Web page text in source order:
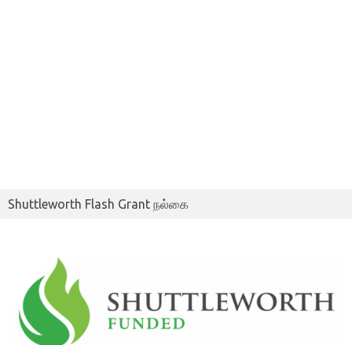
Shuttleworth Flash Grant நல்கை